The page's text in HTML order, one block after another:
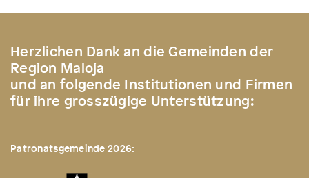
Herzlichen Dank an die Gemeinden der
Region Maloja
und an folgende Institutionen und Firmen
für ihre grosszügige Unterstützung:
Patronatsgemeinde 2026: